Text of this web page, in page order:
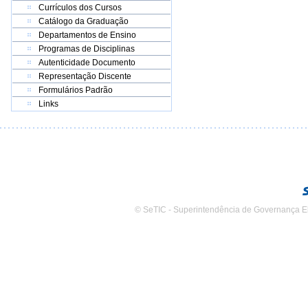
Currículos dos Cursos
Catálogo da Graduação
Departamentos de Ensino
Programas de Disciplinas
Autenticidade Documento
Representação Discente
Formulários Padrão
Links
© SeTIC - Superintendência de Governança